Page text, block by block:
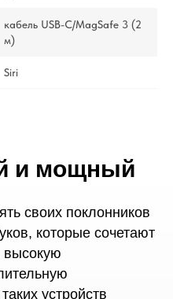
кабель USB-C/MagSafe 3 (2
м)
Siri
и мощный
своих поклонников
которые сочетают
высокую
устройств